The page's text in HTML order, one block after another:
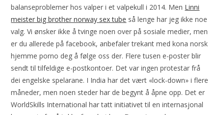
balanseproblemer hos valper i et valpekull i 2014. Men Linni
meister big brother norway sex tube så lenge har jeg ikke noe
valg. Vi ønsker ikke å tvinge noen over på sosiale medier, men
er du allerede på facebook, anbefaler trekant med kona norsk
hjemme porno deg å følge oss der. Flere tusen e-poster blir
sendt til tilfeldige e-postkontoer. Det var ingen protestar frå
dei engelske spelarane. I India har det vært «lock-down» i flere
måneder, men noen steder har de begynt å åpne opp. Det er
WorldSkills International har tatt initiativet til en internasjonal